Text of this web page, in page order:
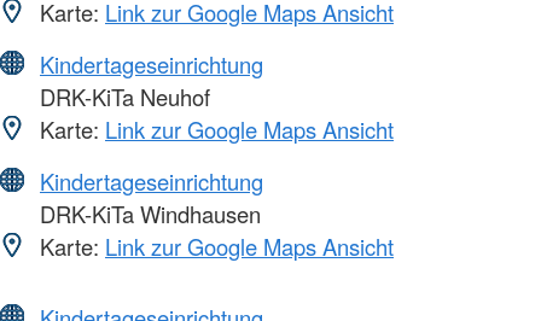
Karte: Link zur Google Maps Ansicht
Kindertageseinrichtung
DRK-KiTa Neuhof
Karte: Link zur Google Maps Ansicht
Kindertageseinrichtung
DRK-KiTa Windhausen
Karte: Link zur Google Maps Ansicht